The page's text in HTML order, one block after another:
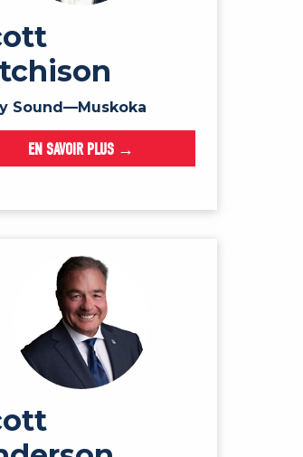
Sound—Muskoka
EN SAVOIR PLUS →